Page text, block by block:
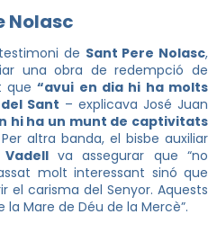
Nolasc
de Sant Pere Nolasc,
una obra de redempció de
que“avui en dia hi ha molts
Sant – explicava José Juan
hi ha un munt de captivitats
altra banda, el bisbe auxiliar
va assegurar que “no
molt interessant sinó que
el carisma del Senyor. Aquests
Mare de Déu de la Mercè”.